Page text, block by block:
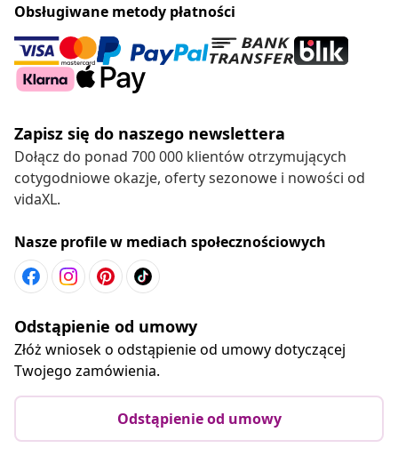
Obsługiwane metody płatności
Zapisz się do naszego newslettera
Dołącz do ponad 700 000 klientów otrzymujących
cotygodniowe okazje, oferty sezonowe i nowości od
vidaXL.
Nasze profile w mediach społecznościowych
Odstąpienie od umowy
Złóż wniosek o odstąpienie od umowy dotyczącej
Twojego zamówienia.
Odstąpienie od umowy